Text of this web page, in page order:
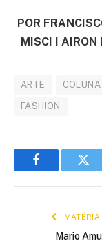
POR
MISCI I
ARTE COLUNA
FASHION
Facebook
MATÉRIA
Mario